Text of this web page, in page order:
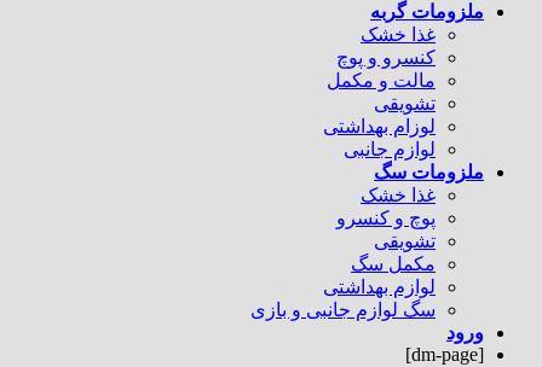
ملزومات گربه
غذا خشک
کنسرو و پوچ
مالت و مکمل
تشویقی
لوزام بهداشتی
لوازم جانبی
ملزومات سگ
غذا خشک
پوچ و کنسرو
تشویقی
مکمل سگ
لوازم بهداشتی
سگ لوازم جانبی و بازی
ورود
[dm-page]